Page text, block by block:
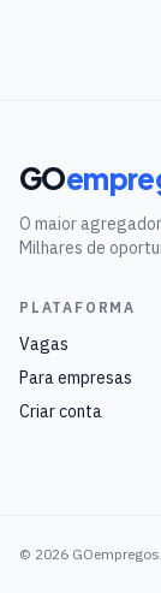
GO
O maior
Milhares de
PLATAFORMA
Vagas
Para empresas
Criar conta
© 2026